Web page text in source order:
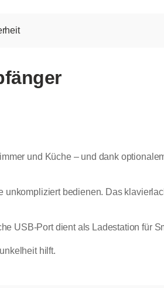
und Küche – und dank
bedienen. Das
USB-Port dient als Ladestation für
hilft.